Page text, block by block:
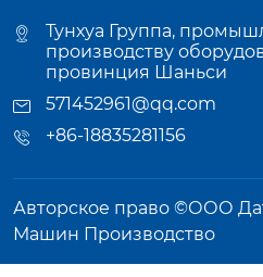
Тунхуа Группа,
производству
провинция Шаньси
571452961@qq.com
+86-18835281156
Авторское право ©ООО
Машин Производство